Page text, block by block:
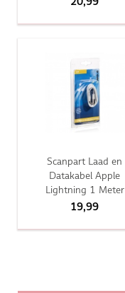
Scanpart Laad en
Datakabel Apple
Lightning 1 Meter
19,99